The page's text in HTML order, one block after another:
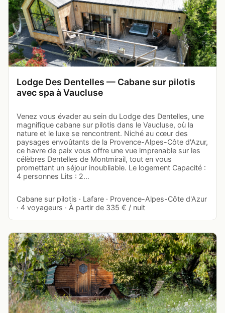
Lodge Des Dentelles — Cabane sur pilotis
avec spa à Vaucluse
Venez vous évader au sein du Lodge des Dentelles, une
magnifique cabane sur pilotis dans le Vaucluse, où la
nature et le luxe se rencontrent. Niché au cœur des
paysages envoûtants de la Provence-Alpes-Côte d'Azur,
ce havre de paix vous offre une vue imprenable sur les
célèbres Dentelles de Montmirail, tout en vous
promettant un séjour inoubliable. Le logement Capacité :
4 personnes Lits : 2…
Cabane sur pilotis · Lafare · Provence-Alpes-Côte d'Azur
· 4 voyageurs · À partir de 335 € / nuit